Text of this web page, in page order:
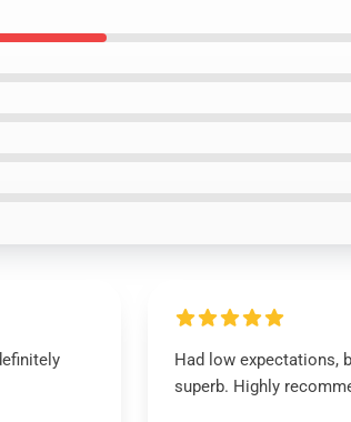
Had low expectations,
superb. Highly